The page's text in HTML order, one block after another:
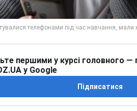
першими у курсі головного —
у Google
Підписатися